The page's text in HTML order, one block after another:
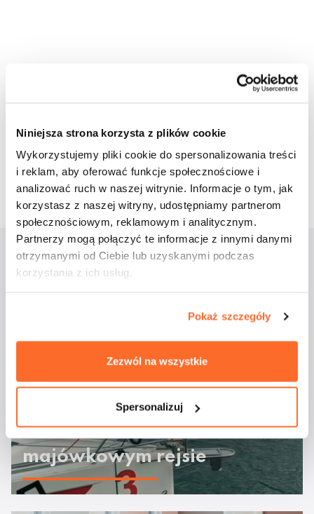
Niniejsza strona korzysta z plików cookie
Wykorzystujemy pliki cookie do spersonalizowania treści
i reklam, aby oferować funkcje społecznościowe i
analizować ruch w naszej witrynie. Informacje o tym, jak
korzystasz z naszej witryny, udostępniamy partnerom
społecznościowym, reklamowym i analitycznym.
Partnerzy mogą połączyć te informacje z innymi danymi
otrzymanymi od Ciebie lub uzyskanymi podczas
korzystania z ich usług.
Pokaż szczegóły
Zezwól na wszystkie
Spersonalizuj
TwitterLinkedInPinterestEmail
13 września 2016
Aktualności
Studenci ATA na
majówkowym rejsie